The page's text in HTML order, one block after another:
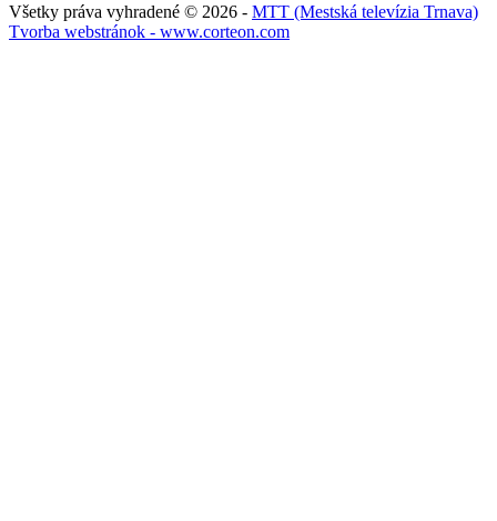
Všetky práva vyhradené © 2026 - MTT (Mestská televízia Trnava)
Tvorba webstránok - www.corteon.com